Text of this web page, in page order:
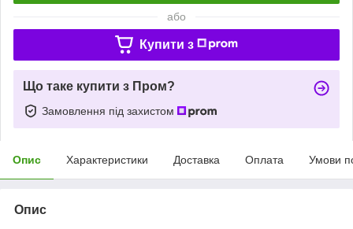
або
Купити з
Що таке купити з Пром?
Замовлення під захистом
Опис Характеристики Доставка Оплата Умови
Опис